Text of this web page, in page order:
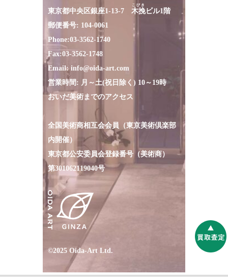
東京都中央区銀座1-13-7 木挽
こびき
ビル1階
郵便番号: 104-0061
Phone:03-3562-1740
Fax:03-3562-1748
Email: info@oida-art.com
営業時間: 月～土(祝日除く) 10～19時
おいだ美術までのアクセス
全国美術商相互会会員（東京美術倶楽部
内開催）
東京都公安委員会登録番号（美術商）
第301062119040号
©2025 Oida-Art Ltd.